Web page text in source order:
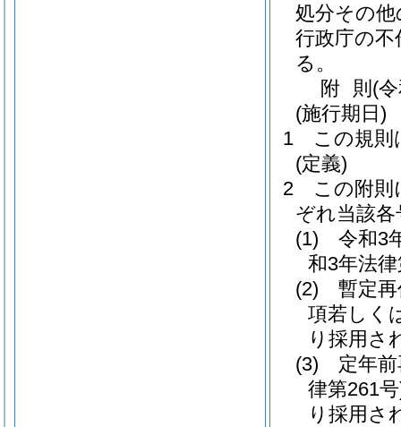
処分その
行政庁の
る。
附 則 (
(施行期日)
1
この規則
(定義)
2
この附
ぞれ当該
(1)
令和3
和3年法
(2)
暫定
項若しく
り採用さ
(3)
定年
律第261
り採用さ